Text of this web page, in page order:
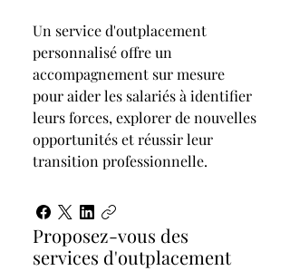
Un service d'outplacement
personnalisé offre un
accompagnement sur mesure
pour aider les salariés à identifier
leurs forces, explorer de nouvelles
opportunités et réussir leur
transition professionnelle.
Proposez-vous des
services d'outplacement